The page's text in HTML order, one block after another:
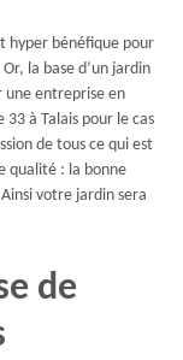
hyper bénéfique pour
la base d’un jardin
une entreprise en
à Talais pour le cas
de tous ce qui est
qualité : la bonne
votre jardin sera
de